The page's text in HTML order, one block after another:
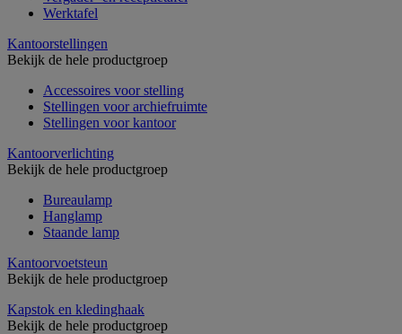
Werktafel
Kantoorstellingen
Bekijk de hele productgroep
Accessoires voor stelling
Stellingen voor archiefruimte
Stellingen voor kantoor
Kantoorverlichting
Bekijk de hele productgroep
Bureaulamp
Hanglamp
Staande lamp
Kantoorvoetsteun
Bekijk de hele productgroep
Kapstok en kledinghaak
Bekijk de hele productgroep